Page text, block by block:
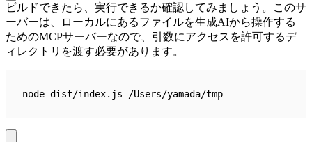
ビルドできたら、実行できるか確認してみましょう。このサ
ーバーは、ローカルにあるファイルを生成AIから操作する
ためのMCPサーバーなので、引数にアクセスを許可するデ
ィレクトリを渡す必要があります。
node dist/index.js /Users/yamada/tmp